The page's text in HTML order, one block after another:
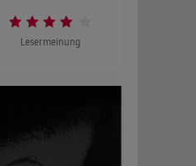
Lesermeinung